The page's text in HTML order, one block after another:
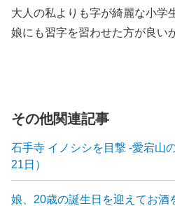
大人の私よりも字が綺麗な小学
娘にも習字を習わせた方が良い
その他関連記事
石手寺 イノシシを目撃 -愛宕山
21日）
娘、20歳の誕生日を迎えてお酒